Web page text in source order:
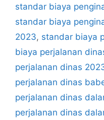
standar biaya
standar biaya
2023, standar biaya
biaya perjalanan
perjalanan dinas
perjalanan dinas
perjalanan dinas
perjalanan dinas